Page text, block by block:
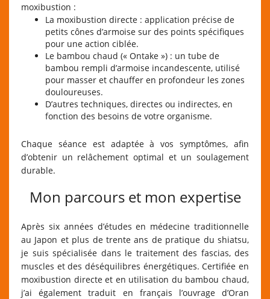
moxibustion :
La moxibustion directe : application précise de
petits cônes d’armoise sur des points spécifiques
pour une action ciblée.
Le bambou chaud (« Ontake ») : un tube de
bambou rempli d’armoise incandescente, utilisé
pour masser et chauffer en profondeur les zones
douloureuses.
D’autres techniques, directes ou indirectes, en
fonction des besoins de votre organisme.
Chaque séance est adaptée à vos symptômes, afin
d’obtenir un relâchement optimal et un soulagement
durable.
Mon parcours et mon expertise
Après six années d’études en médecine traditionnelle
au Japon et plus de trente ans de pratique du shiatsu,
je suis spécialisée dans le traitement des fascias, des
muscles et des déséquilibres énergétiques. Certifiée en
moxibustion directe et en utilisation du bambou chaud,
j’ai également traduit en français l’ouvrage d’Oran